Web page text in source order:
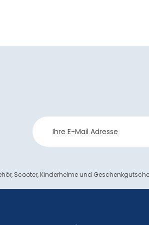
Newsletter
Anmeldung
Scooter, Kinderhelme und